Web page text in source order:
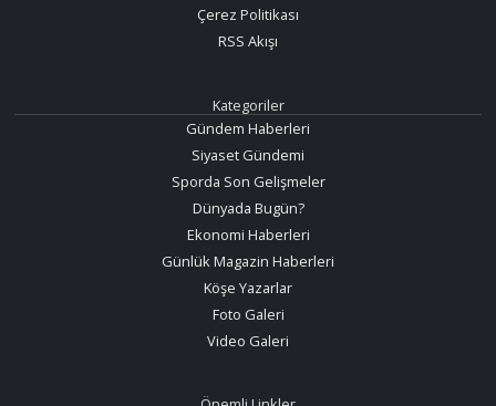
Çerez Politikası
RSS Akışı
Kategoriler
Gündem Haberleri
Siyaset Gündemi
Sporda Son Gelişmeler
Dünyada Bugün?
Ekonomi Haberleri
Günlük Magazin Haberleri
Köşe Yazarlar
Foto Galeri
Video Galeri